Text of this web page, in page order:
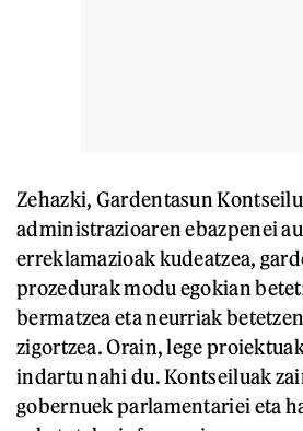
Zehazki, Gardentasun
administrazioaren ebazpenei
erreklamazioak kudeatzea,
prozedurak modu egokian
bermatzea eta neurriak
zigortzea. Orain, lege
indartu nahi du. Kontseiluak
gobernuek parlamentariei eta